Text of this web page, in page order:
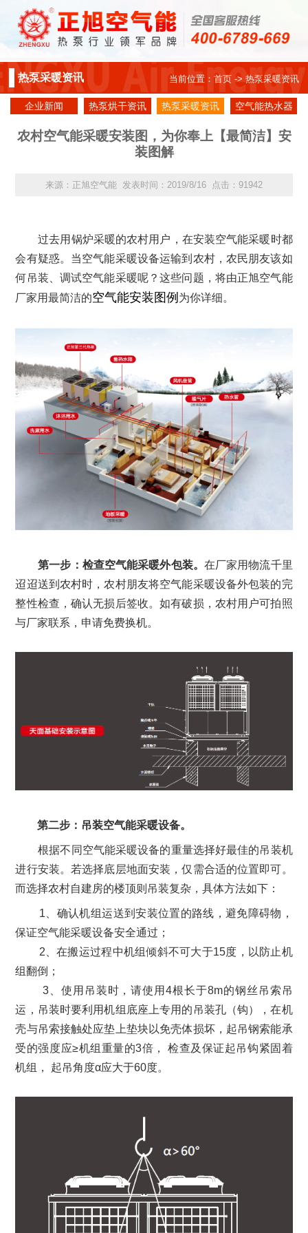
热泵采暖资讯 当前位置： 首页-> 热泵采暖资讯
企业新闻 热泵烘干资讯 热泵采暖资讯
空气能热水器
农村空气能采暖安装图，为你奉上【最简洁】安
装图解
来源：正旭空气能 发表时间：2019/8/16 点击：91942
过去用锅炉采暖的农村用户，在安装空气能采暖时都
会有疑惑。当空气能采暖设备运输到农村，农民朋友该如
何吊装、调试空气能采暖呢？这些问题，将由正旭空气能
厂家用最简洁的空气能安装图例 为你详细。
第一步：检查空气能采暖外包装。 在厂家用物流千里
迢迢送到农村时，农村朋友将空气能采暖设备外包装的完
整性检查，确认无损后签收。如有破损，农村用户可拍照
与厂家联系，申请免费换机。
第二步：吊装空气能采暖设备。
根据不同空气能采暖设备的重量选择好最佳的吊装机
进行安装。若选择底层地面安装，仅需合适的位置即可。
而选择农村自建房的楼顶则吊装复杂，具体方法如下：
1、确认机组运送到安装位置的路线，避免障碍物，
保证空气能采暖设备安全通过；
2、在搬运过程中机组倾斜不可大于15度，以防止机
组翻倒；
3、使用吊装时，请使用4根长于8m的钢丝吊索吊
运，吊装时要利用机组底座上专用的吊装孔（钩），在机
壳与吊索接触处应垫上垫块以免壳体损坏，起吊钢索能承
受的强度应≥机组重量的3倍， 检查及保证起吊钩紧固着
机组， 起吊角度α应大于60度。